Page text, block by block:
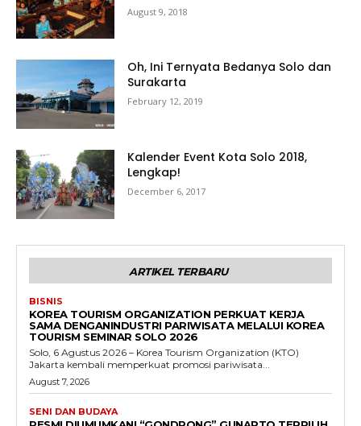
August 9, 2018
Oh, Ini Ternyata Bedanya Solo dan
Surakarta
February 12, 2019
Kalender Event Kota Solo 2018,
Lengkap!
December 6, 2017
ARTIKEL TERBARU
BISNIS
KOREA TOURISM ORGANIZATION PERKUAT KERJA
SAMA DENGANINDUSTRI PARIWISATA MELALUI KOREA
TOURISM SEMINAR SOLO 2026
Solo, 6 Agustus 2026 – Korea Tourism Organization (KTO)
Jakarta kembali memperkuat promosi pariwisata...
August 7, 2026
SENI DAN BUDAYA